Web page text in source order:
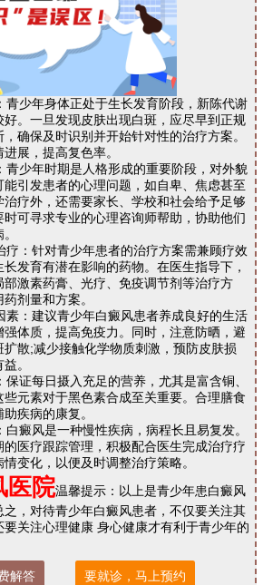
年身体正处于生长发育阶段，新陈代谢
。一旦发现皮肤出现白斑，应尽早到正规
确保及时识别并开始针对性的治疗方案。
展，提高复色率。
年时期是人格形成的重要阶段，对外貌
引发患者的心理问题，如自卑、焦虑甚至
疗外，还需要家长、学校和社会给予足够
可寻求专业的心理咨询师帮助，协助他们
针对青少年患者的治疗方案需兼顾疗效
发育有潜在影响的药物。在医生指导下，
激素药膏、光疗、免疫调节剂等治疗方
剂量和方案。
建议青少年白癜风患者养成良好的生活
体质，提高免疫力。同时，注意防晒，避
散;减少接触化学物质刺激，预防皮肤损
。
每日摄入充足的营养，尤其是富含铜、
元素对于黑色素合成至关重要。合理膳食
疾病的康复。
风是一种慢性疾病，病程长且易复发。
医疗跟踪管理，积极配合医生完成治疗疗
变化，以便及时调整治疗策略。
医院温馨提示：以上是青少年患白癜风
，对待青少年白癜风患者，不仅要关注其
关注心理健康 身心健康才有利于青少年的
解答 要就诊，马上预约